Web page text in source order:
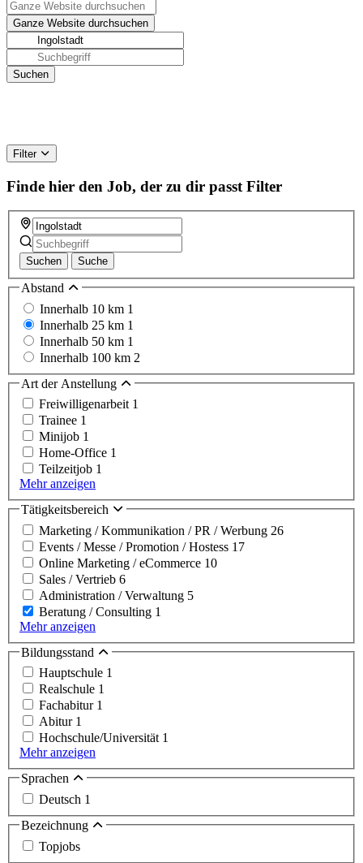
Filter
Finde hier den Job, der zu dir passt Filter
Suchen Suche
Abstand
Innerhalb 10 km 1
Innerhalb 25 km 1
Innerhalb 50 km 1
Innerhalb 100 km 2
Art der Anstellung
Freiwilligenarbeit 1
Trainee 1
Minijob 1
Home-Office 1
Teilzeitjob 1
Mehr anzeigen
Tätigkeitsbereich
Marketing / Kommunikation / PR / Werbung 26
Events / Messe / Promotion / Hostess 17
Online Marketing / eCommerce 10
Sales / Vertrieb 6
Administration / Verwaltung 5
Beratung / Consulting 1
Mehr anzeigen
Bildungsstand
Hauptschule 1
Realschule 1
Fachabitur 1
Abitur 1
Hochschule/Universität 1
Mehr anzeigen
Sprachen
Deutsch 1
Bezeichnung
Topjobs